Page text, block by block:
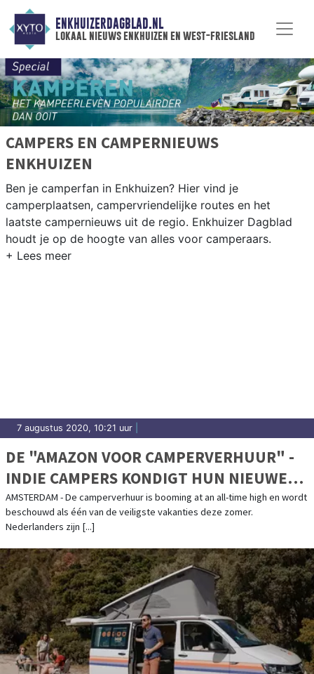
ENKHUIZERDAGBLAD.NL
lokaal nieuws enkhuizen en west-friesland
CAMPERS EN CAMPERNIEUWS
ENKHUIZEN
Ben je camperfan in Enkhuizen? Hier vind je
camperplaatsen, campervriendelijke routes en het
laatste campernieuws uit de regio. Enkhuizer Dagblad
houdt je op de hoogte van alles voor camperaars.
7 augustus 2020, 10:21 uur
DE "AMAZON VOOR CAMPERVERHUUR" -
INDIE CAMPERS KONDIGT HUN NIEUWE
CAMPERVERHUUR MARKTPLAATS AAN
AMSTERDAM - De camperverhuur is booming at an all-time high en wordt
beschouwd als één van de veiligste vakanties deze zomer.
Nederlanders zijn [...]